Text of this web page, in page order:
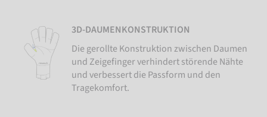
3D-DAUMENKONSTRUKTION
Die gerollte Konstruktion zwischen Daumen
und Zeigefinger verhindert störende Nähte
und verbessert die Passform und den
Tragekomfort.